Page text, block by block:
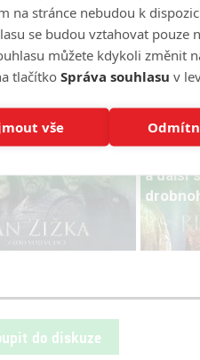
a další
do diskuze
na stránce nebudou k
se budou vztahovat pouze
můžete kdykoli změnit
tlačítkoSpráva souhlasu v
vše